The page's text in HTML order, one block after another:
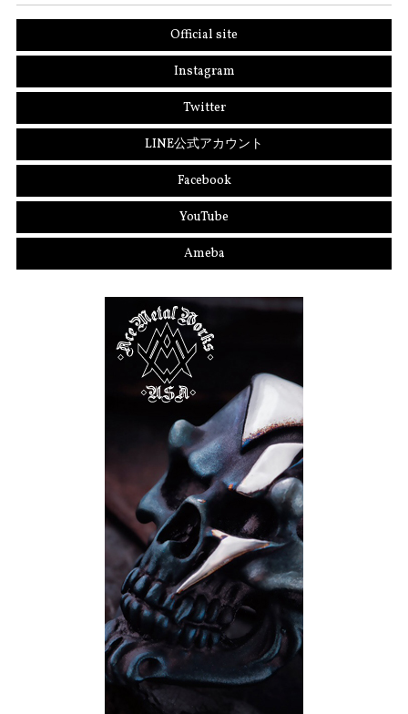
Official site
Instagram
Twitter
LINE公式アカウント
Facebook
YouTube
Ameba